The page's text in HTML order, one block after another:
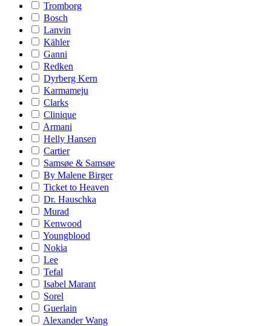
Tromborg
Bosch
Lanvin
Kähler
Ganni
Redken
Dyrberg Kern
Karmameju
Clarks
Clinique
Armani
Helly Hansen
Cartier
Samsøe & Samsøe
By Malene Birger
Ticket to Heaven
Dr. Hauschka
Murad
Kenwood
Youngblood
Nokia
Lee
Tefal
Isabel Marant
Sorel
Guerlain
Alexander Wang